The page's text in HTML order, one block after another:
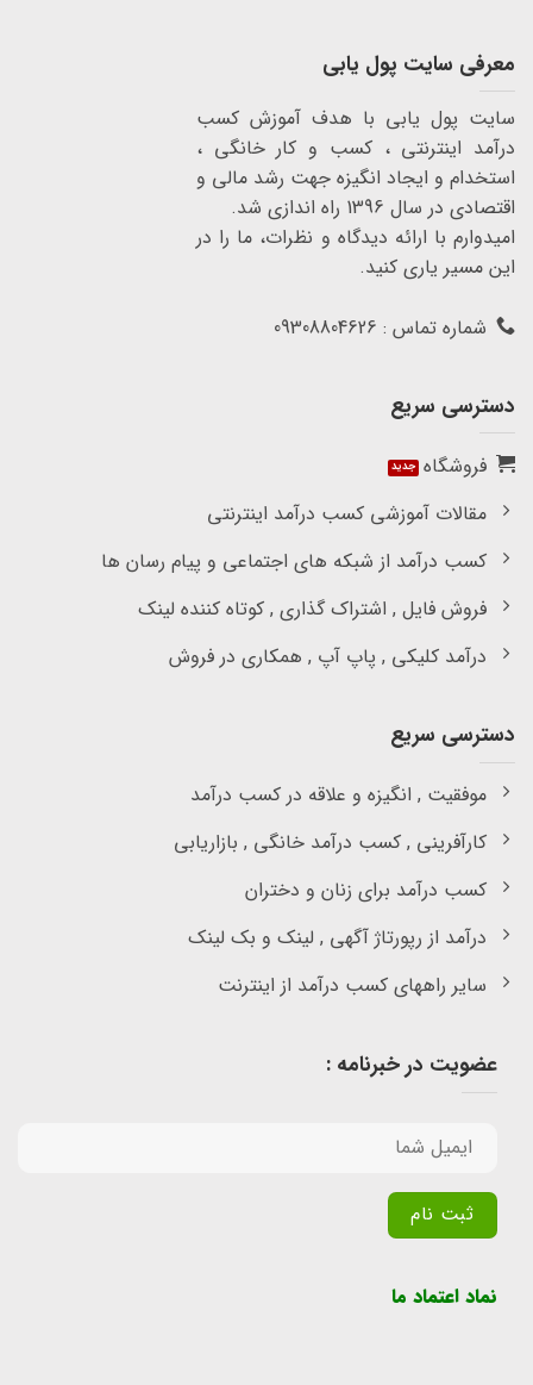
معرفی سایت پول یابی
سایت پول یابی با هدف آموزش کسب
درآمد اینترنتی ، کسب و کار خانگی ،
استخدام و ایجاد انگیزه جهت رشد مالی و
اقتصادی در سال 1396 راه اندازی شد.
امیدوارم با ارائه دیدگاه و نظرات، ما را در
این مسیر یاری کنید.
شماره تماس : 09308804626
دسترسی سریع
فروشگاه
مقالات آموزشی کسب درآمد اینترنتی
کسب درآمد از شبکه های اجتماعی و پیام رسان ها
فروش فایل , اشتراک گذاری , کوتاه کننده لینک
درآمد کلیکی , پاپ آپ , همکاری در فروش
دسترسی سریع
موفقیت , انگیزه و علاقه در کسب درآمد
کارآفرینی , کسب درآمد خانگی , بازاریابی
کسب درآمد برای زنان و دختران
درآمد از رپورتاژ آگهی , لینک و بک لینک
سایر راههای کسب درآمد از اینترنت
عضویت در خبرنامه :
نماد اعتماد ما